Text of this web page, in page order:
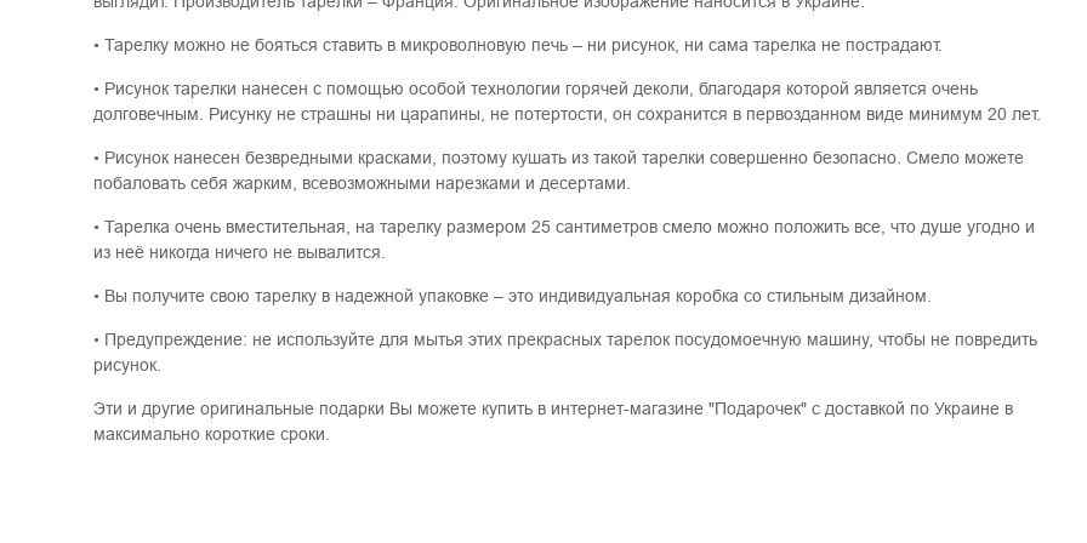
• Тарелку можно не бояться ставить в микроволновую печь – ни рисунок, ни сама тарелка не пострадают.
• Рисунок тарелки нанесен с помощью особой технологии горячей деколи, благодаря которой является очень
долговечным. Рисунку не страшны ни царапины, не потертости, он сохранится в первозданном виде минимум 20 лет.
• Рисунок нанесен безвредными красками, поэтому кушать из такой тарелки совершенно безопасно. Смело можете
побаловать себя жарким, всевозможными нарезками и десертами.
• Тарелка очень вместительная, на тарелку размером 25 сантиметров смело можно положить все, что душе угодно и
из неё никогда ничего не вывалится.
• Вы получите свою тарелку в надежной упаковке – это индивидуальная коробка со стильным дизайном.
• Предупреждение: не используйте для мытья этих прекрасных тарелок посудомоечную машину, чтобы не повредить
рисунок.
Эти и другие оригинальные подарки Вы можете купить в интернет-магазине "Подарочек" с доставкой по Украине в
максимально короткие сроки.